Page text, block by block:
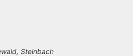
Steinbach